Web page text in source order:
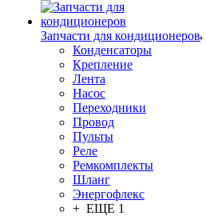
Запчасти для кондиционеров
Конденсаторы
Крепление
Лента
Насос
Переходники
Провод
Пульты
Реле
Ремкомплекты
Шланг
Энергофлекс
+ ЕЩЕ 1